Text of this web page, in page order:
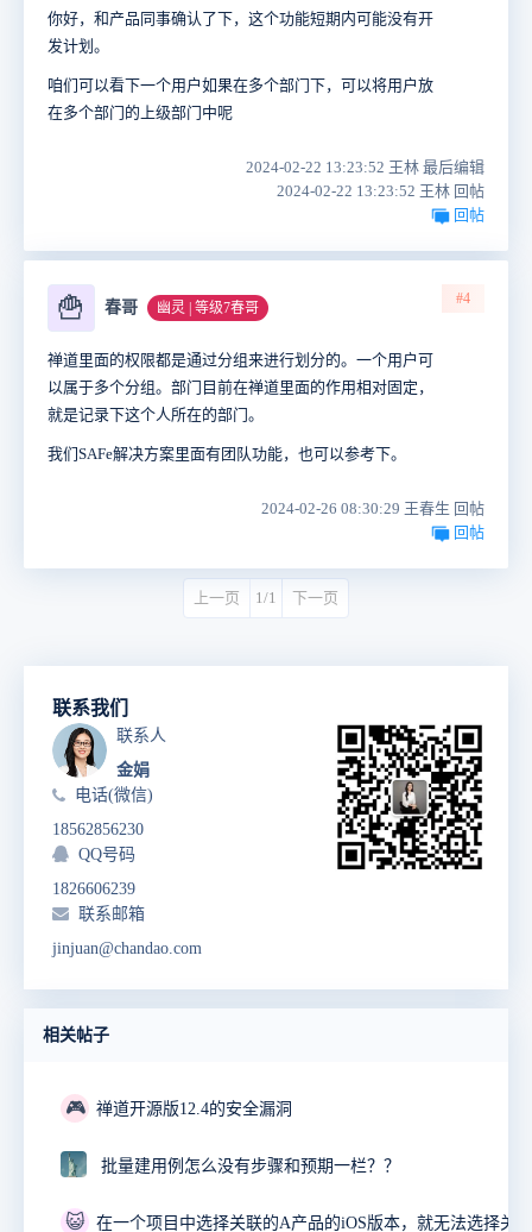
你好，和产品同事确认了下，这个功能短期内可能没有开
发计划。
咱们可以看下一个用户如果在多个部门下，可以将用户放
在多个部门的上级部门中呢
2024-02-22 13:23:52 王林 最后编辑
2024-02-22 13:23:52 王林 回帖
回帖
🍟 春哥 幽灵 | 等级7春哥
#4
禅道里面的权限都是通过分组来进行划分的。一个用户可
以属于多个分组。部门目前在禅道里面的作用相对固定，
就是记录下这个人所在的部门。
我们SAFe解决方案里面有团队功能，也可以参考下。
2024-02-26 08:30:29 王春生 回帖
回帖
上一页 1/1 下一页
联系我们
联系人
金娟
电话(微信)
18562856230
QQ号码
1826606239
联系邮箱
jinjuan@chandao.com
相关帖子
🎮 禅道开源版12.4的安全漏洞
批量建用例怎么没有步骤和预期一栏？？
😺